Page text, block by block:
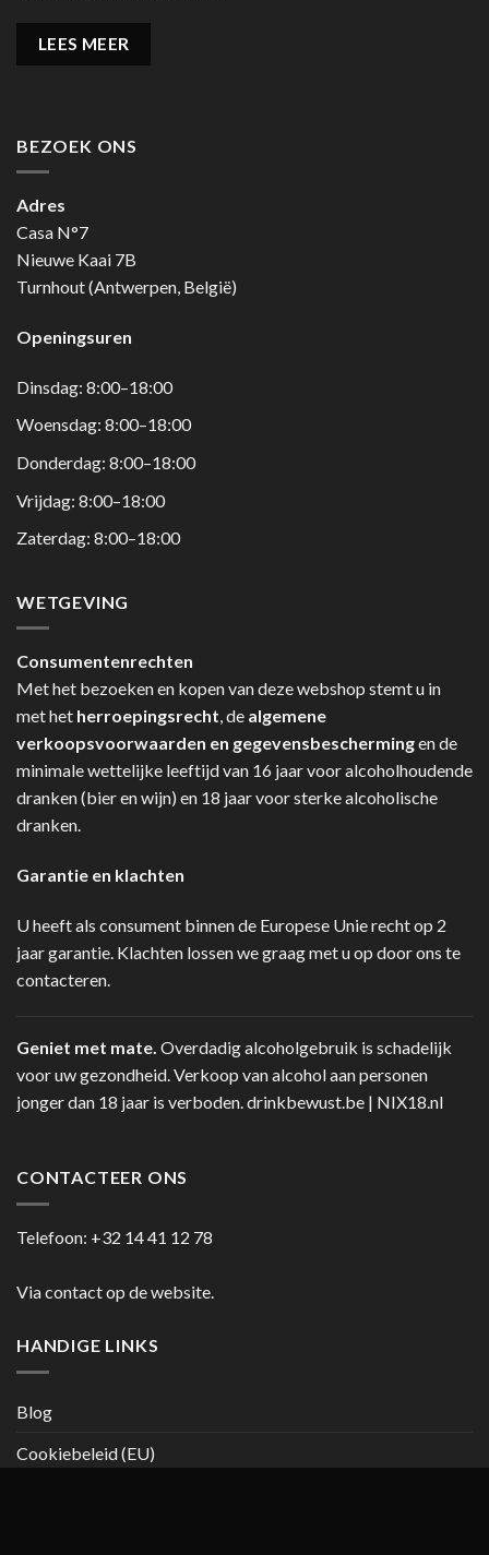
LEES MEER
BEZOEK ONS
Adres
Casa N°7
Nieuwe Kaai 7B
Turnhout (Antwerpen, België)
Openingsuren
Dinsdag: 8:00–18:00
Woensdag: 8:00–18:00
Donderdag: 8:00–18:00
Vrijdag: 8:00–18:00
Zaterdag: 8:00–18:00
WETGEVING
Consumentenrechten
Met het bezoeken en kopen van deze webshop stemt u in
met het herroepingsrecht, de algemene
verkoopsvoorwaarden en gegevensbeschermingen de
minimale wettelijke leeftijd van 16 jaar voor alcoholhoudende
dranken (bier en wijn) en 18 jaar voor sterke alcoholische
dranken.
Garantie en klachten
U heeft als consument binnen de Europese Unie recht op 2
jaar garantie. Klachten lossen we graag met u op door ons te
contacteren.
Geniet met mate. Overdadig alcoholgebruik is schadelijk
voor uw gezondheid. Verkoop van alcohol aan personen
jonger dan 18 jaar is verboden. drinkbewust.be | NIX18.nl
CONTACTEER ONS
Telefoon: +32 14 41 12 78
Via contact op de website.
HANDIGE LINKS
Blog
Cookiebeleid (EU)